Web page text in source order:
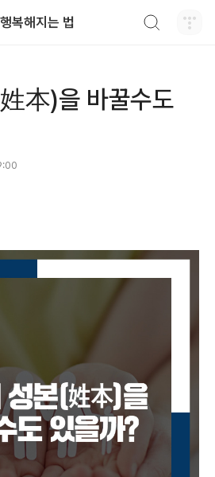
행복해지는 법
本)을 바꿀수도